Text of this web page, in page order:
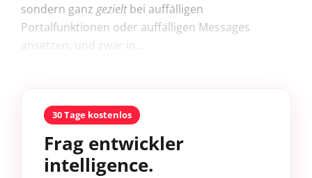
sondern ganz gezieltbei auffälligen
Portalfunktionen oder auffälligen Messages
ansetzen, und zwar in...
30 Tage kostenlos
Frag entwickler
intelligence.